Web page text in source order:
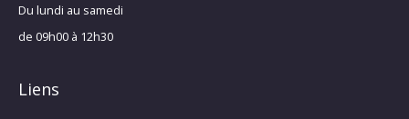
Du lundi au samedi
de 09h00 à 12h30
Liens